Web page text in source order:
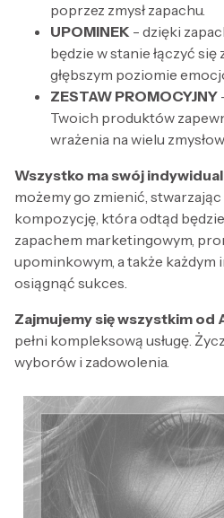
poprzez zmysł zapachu.
UPOMINEK - dzięki
będzie w stanie łączyć
głębszym poziomie
ZESTAW PROMOCYJNY
Twoich produktów
wrażenia na wielu
Wszystko ma swój
możemy go zmienić, stwarzając
kompozycję, która odtąd
zapachem marketingowym,
upominkowym, a także każdym
osiągnąć sukces.
Zajmujemy się wszystkim od
pełni kompleksową usługę.
wyborów i zadowolenia.